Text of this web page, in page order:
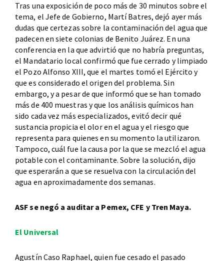
Tras una exposición de poco más de 30 minutos sobre el
tema, el Jefe de Gobierno, Martí Batres, dejó ayer más
dudas que certezas sobre la contaminación del agua que
padecen en siete colonias de Benito Juárez. En una
conferencia en la que advirtió que no habría preguntas,
el Mandatario local confirmó que fue cerrado y limpiado
el Pozo Alfonso XIII, que el martes tomó el Ejército y
que es considerado el origen del problema. Sin
embargo, y a pesar de que informó que se han tomado
más de 400 muestras y que los análisis químicos han
sido cada vez más especializados, evitó decir qué
sustancia propicia el olor en el agua y el riesgo que
representa para quienes en su momento la utilizaron.
Tampoco, cuál fue la causa por la que se mezcló el agua
potable con el contaminante. Sobre la solución, dijo
que esperarán a que se resuelva con la circulación del
agua en aproximadamente dos semanas.
ASF se negó a auditar a Pemex, CFE y Tren Maya.
El Universal
Agustín Caso Raphael, quien fue cesado el pasado